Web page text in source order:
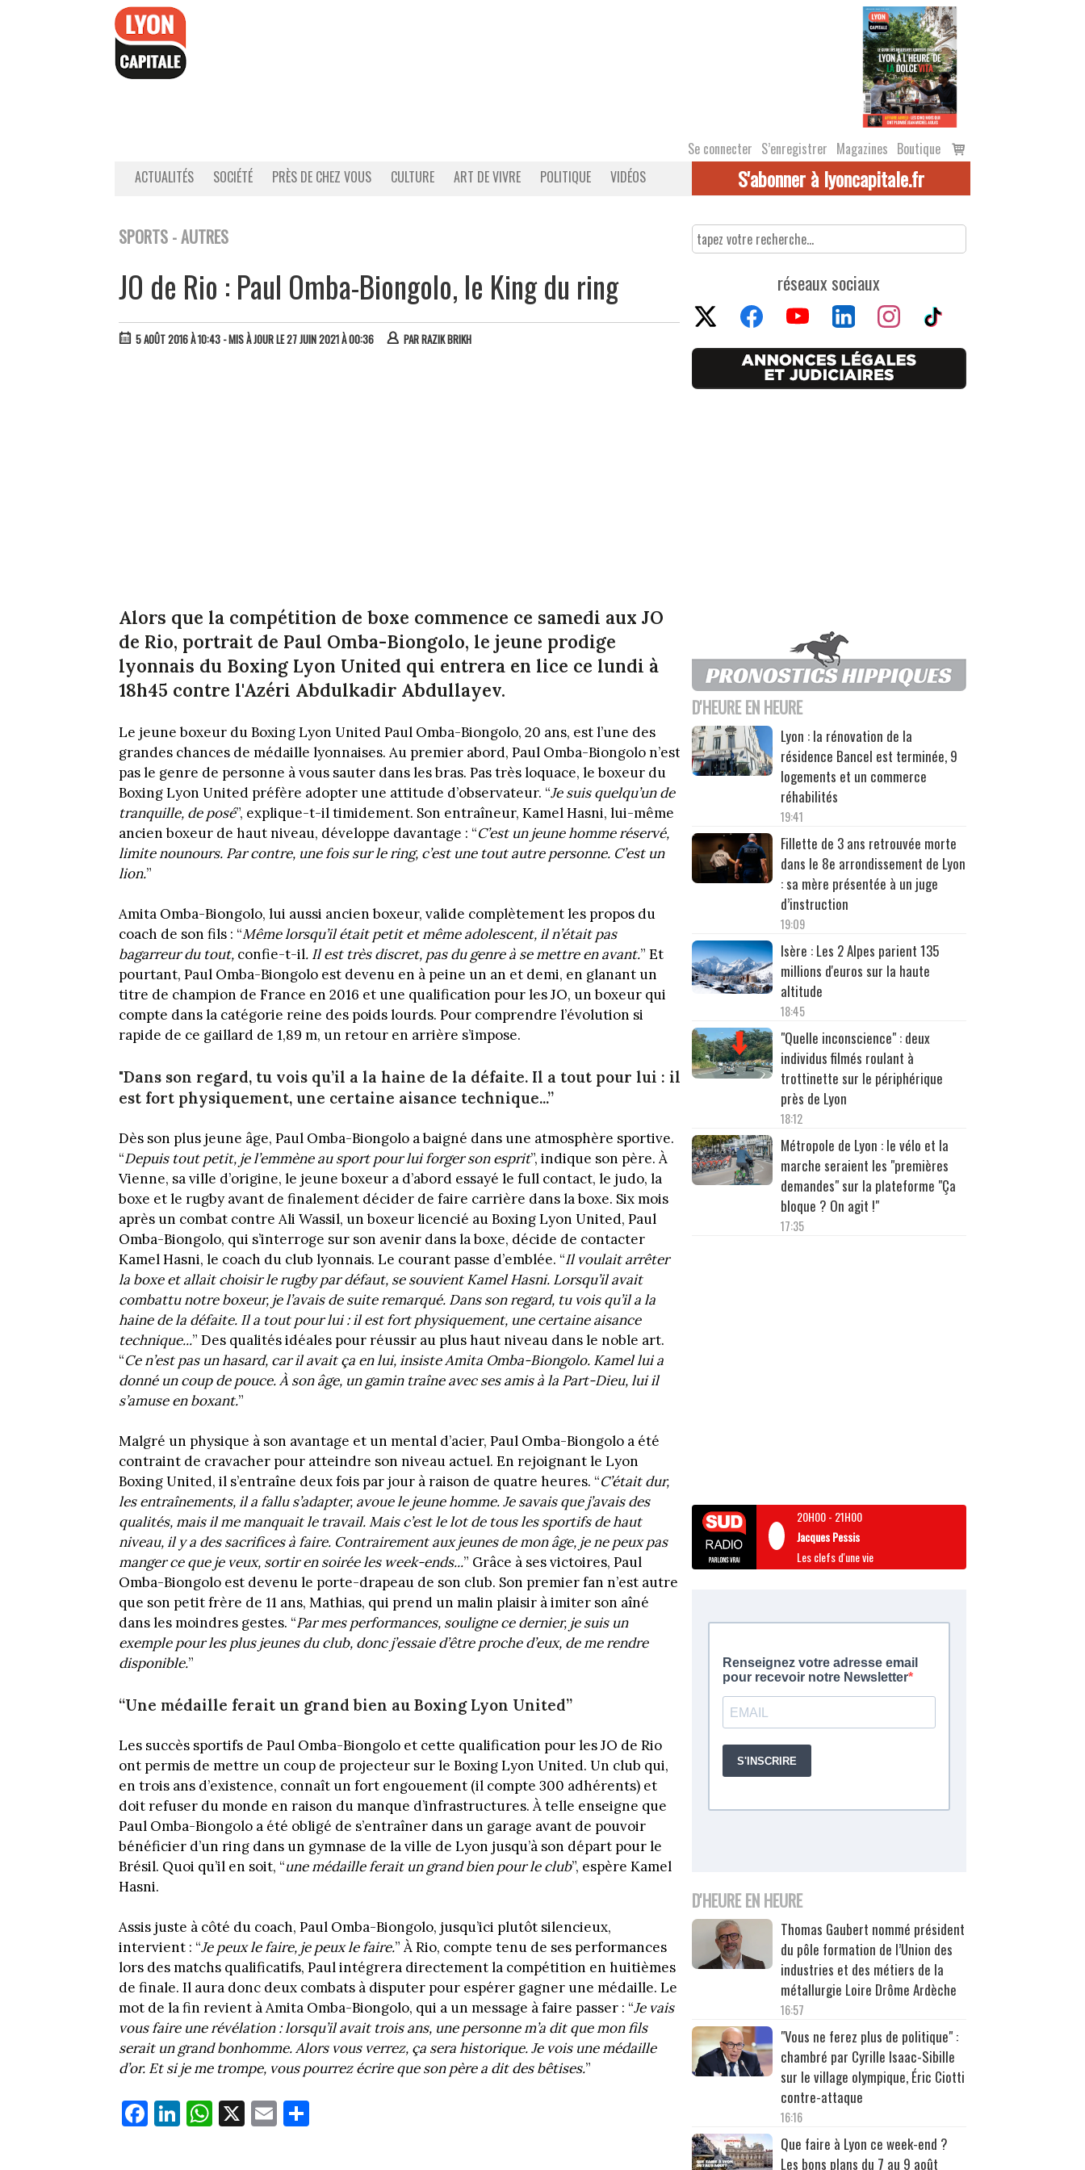
Se connecter S’enregistrer Magazines Boutique
Voir
le
ACTUALITÉS SOCIÉTÉ PRÈS DE CHEZ VOUS CULTURE ART DE VIVRE POLITIQUE VIDÉOS S'abonner à lyoncapitale.fr
SPORTS - AUTRES
JO de Rio : Paul Omba-Biongolo, le King du ring
5 AOÛT 2016 À 10:43 - MIS À JOUR LE 27 JUIN 2021 À 00:36 PARRAZIK BRIKH
Alors que la compétition de boxe commence ce samedi aux JO
de Rio, portrait de Paul Omba-Biongolo, le jeune prodige
lyonnais du Boxing Lyon United qui entrera en lice ce lundi à
18h45 contre l'Azéri Abdulkadir Abdullayev.
Le jeune boxeur du Boxing Lyon United Paul Omba-Biongolo, 20 ans, est l’une des
grandes chances de médaille lyonnaises. Au premier abord, Paul Omba-Biongolo n’est
pas le genre de personne à vous sauter dans les bras. Pas très loquace, le boxeur du
Boxing Lyon United préfère adopter une attitude d’observateur. “Je suis quelqu’un de
tranquille, de posé”, explique-t-il timidement. Son entraîneur, Kamel Hasni, lui-même
ancien boxeur de haut niveau, développe davantage : “C’est un jeune homme réservé,
limite nounours. Par contre, une fois sur le ring, c’est une tout autre personne. C’est un
lion.”
Amita Omba-Biongolo, lui aussi ancien boxeur, valide complètement les propos du
coach de son fils : “Même lorsqu’il était petit et même adolescent, il n’était pas
bagarreur du tout, confie-t-il. Il est très discret, pas du genre à se mettre en avant.” Et
pourtant, Paul Omba-Biongolo est devenu en à peine un an et demi, en glanant un
titre de champion de France en 2016 et une qualification pour les JO, un boxeur qui
compte dans la catégorie reine des poids lourds. Pour comprendre l’évolution si
rapide de ce gaillard de 1,89 m, un retour en arrière s’impose.
"Dans son regard, tu vois qu’il a la haine de la défaite. Il a tout pour lui : il
est fort physiquement, une certaine aisance technique...”
Dès son plus jeune âge, Paul Omba-Biongolo a baigné dans une atmosphère sportive.
“Depuis tout petit, je l’emmène au sport pour lui forger son esprit”, indique son père. À
Vienne, sa ville d’origine, le jeune boxeur a d’abord essayé le full contact, le judo, la
boxe et le rugby avant de finalement décider de faire carrière dans la boxe. Six mois
après un combat contre Ali Wassil, un boxeur licencié au Boxing Lyon United, Paul
Omba-Biongolo, qui s’interroge sur son avenir dans la boxe, décide de contacter
Kamel Hasni, le coach du club lyonnais. Le courant passe d’emblée. “Il voulait arrêter
la boxe et allait choisir le rugby par défaut, se souvient Kamel Hasni. Lorsqu’il avait
combattu notre boxeur, je l’avais de suite remarqué. Dans son regard, tu vois qu’il a la
haine de la défaite. Il a tout pour lui : il est fort physiquement, une certaine aisance
technique...” Des qualités idéales pour réussir au plus haut niveau dans le noble art.
“Ce n’est pas un hasard, car il avait ça en lui, insiste Amita Omba-Biongolo. Kamel lui a
donné un coup de pouce. À son âge, un gamin traîne avec ses amis à la Part-Dieu, lui il
s’amuse en boxant.”
Malgré un physique à son avantage et un mental d’acier, Paul Omba-Biongolo a été
contraint de cravacher pour atteindre son niveau actuel. En rejoignant le Lyon
Boxing United, il s’entraîne deux fois par jour à raison de quatre heures. “C’était dur,
les entraînements, il a fallu s’adapter, avoue le jeune homme. Je savais que j’avais des
qualités, mais il me manquait le travail. Mais c’est le lot de tous les sportifs de haut
niveau, il y a des sacrifices à faire. Contrairement aux jeunes de mon âge, je ne peux pas
manger ce que je veux, sortir en soirée les week-ends...” Grâce à ses victoires, Paul
Omba-Biongolo est devenu le porte-drapeau de son club. Son premier fan n’est autre
que son petit frère de 11 ans, Mathias, qui prend un malin plaisir à imiter son aîné
dans les moindres gestes. “Par mes performances, souligne ce dernier, je suis un
exemple pour les plus jeunes du club, donc j’essaie d’être proche d’eux, de me rendre
disponible.”
“Une médaille ferait un grand bien au Boxing Lyon United”
Les succès sportifs de Paul Omba-Biongolo et cette qualification pour les JO de Rio
ont permis de mettre un coup de projecteur sur le Boxing Lyon United. Un club qui,
en trois ans d’existence, connaît un fort engouement (il compte 300 adhérents) et
doit refuser du monde en raison du manque d’infrastructures. À telle enseigne que
Paul Omba-Biongolo a été obligé de s’entraîner dans un garage avant de pouvoir
bénéficier d’un ring dans un gymnase de la ville de Lyon jusqu’à son départ pour le
Brésil. Quoi qu’il en soit, “une médaille ferait un grand bien pour le club”, espère Kamel
Hasni.
Assis juste à côté du coach, Paul Omba-Biongolo, jusqu’ici plutôt silencieux,
intervient : “Je peux le faire, je peux le faire.” À Rio, compte tenu de ses performances
lors des matchs qualificatifs, Paul intégrera directement la compétition en huitièmes
de finale. Il aura donc deux combats à disputer pour espérer gagner une médaille. Le
mot de la fin revient à Amita Omba-Biongolo, qui a un message à faire passer : “Je vais
vous faire une révélation : lorsqu’il avait trois ans, une personne m’a dit que mon fils
serait un grand bonhomme. Alors vous verrez, ça sera historique. Je vois une médaille
d’or. Et si je me trompe, vous pourrez écrire que son père a dit des bêtises.”
Fa
ce
Li
nk
W
ha
X E
m
réseaux sociaux
D'HEURE EN HEURE
Lyon : la rénovation de la
résidence Bancel est terminée, 9
logements et un commerce
réhabilités
19:41
Fillette de 3 ans retrouvée morte
dans le 8e arrondissement de Lyon
: sa mère présentée à un juge
d’instruction
19:09
Isère : Les 2 Alpes parient 135
millions d'euros sur la haute
altitude
18:45
"Quelle inconscience" : deux
individus filmés roulant à
trottinette sur le périphérique
près de Lyon
18:12
Métropole de Lyon : le vélo et la
marche seraient les "premières
demandes" sur la plateforme "Ça
bloque ? On agit !"
17:35
20H00- 21H00
Jacques Pessis
Les clefs d'une vie
D'HEURE EN HEURE
Thomas Gaubert nommé président
du pôle formation de l’Union des
industries et des métiers de la
métallurgie Loire Drôme Ardèche
16:57
"Vous ne ferez plus de politique" :
chambré par Cyrille Isaac-Sibille
sur le village olympique, Éric Ciotti
contre-attaque
16:16
Que faire à Lyon ce week-end ?
Les bons plans du 7 au 9 août